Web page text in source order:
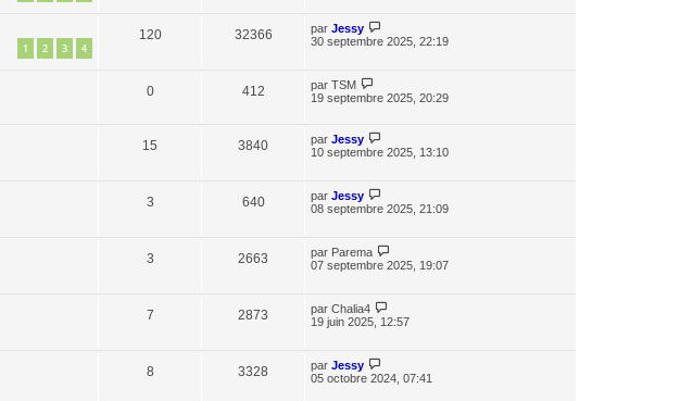
1 2 3 4
120 32366 par Jessy
30 septembre 2025, 22:19
0 412 par TSM
19 septembre 2025, 20:29
15 3840 par Jessy
10 septembre 2025, 13:10
3 640 par Jessy
08 septembre 2025, 21:09
3 2663 par Parema
07 septembre 2025, 19:07
7 2873 par Chalia4
19 juin 2025, 12:57
8 3328 par Jessy
05 octobre 2024, 07:41